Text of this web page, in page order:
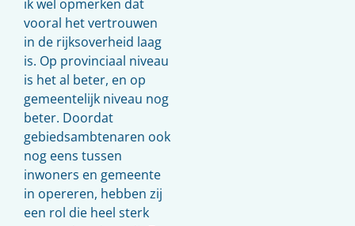
ik wel opmerken dat
vooral het vertrouwen
in de rijksoverheid laag
is. Op provinciaal niveau
is het al beter, en op
gemeentelijk niveau nog
beter. Doordat
gebiedsambtenaren ook
nog eens tussen
inwoners en gemeente
in opereren, hebben zij
een rol die heel sterk